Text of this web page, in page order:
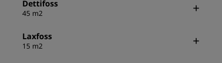
Dettifoss
45 m2
Laxfoss
15 m2